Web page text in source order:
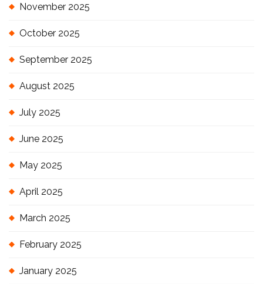
November 2025
October 2025
September 2025
August 2025
July 2025
June 2025
May 2025
April 2025
March 2025
February 2025
January 2025